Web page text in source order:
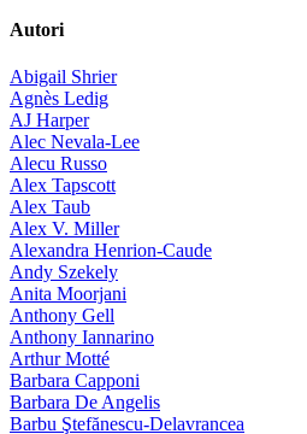
Autori
Abigail Shrier
Agnès Ledig
AJ Harper
Alec Nevala-Lee
Alecu Russo
Alex Tapscott
Alex Taub
Alex V. Miller
Alexandra Henrion-Caude
Andy Szekely
Anita Moorjani
Anthony Gell
Anthony Iannarino
Arthur Motté
Barbara Capponi
Barbara De Angelis
Barbu Ştefănescu-Delavrancea